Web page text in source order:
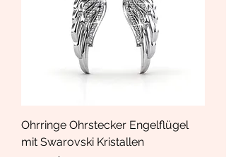
Ohrringe Ohrstecker Engelflügel
mit Swarovski Kristallen